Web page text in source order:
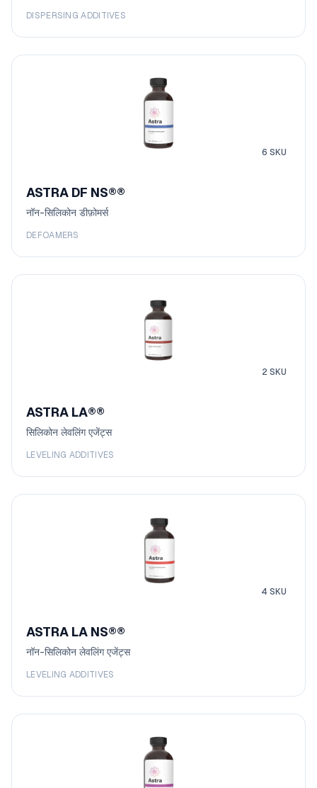
DISPERSING ADDITIVES
6 SKU
ASTRA DF NS®®
नॉन-सिलिकोन डीफ़ोमर्स
DEFOAMERS
2 SKU
ASTRA LA®®
सिलिकोन लेवलिंग एजेंट्स
LEVELING ADDITIVES
4 SKU
ASTRA LA NS®®
नॉन-सिलिकोन लेवलिंग एजेंट्स
LEVELING ADDITIVES